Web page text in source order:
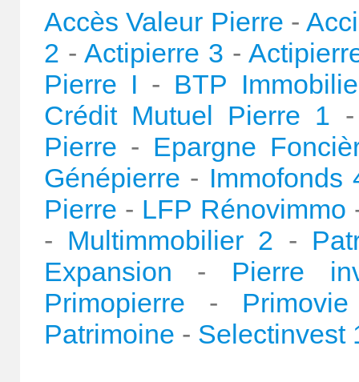
Accès Valeur Pierre -
2 - Actipierre 3 -
Pierre I - BTP
Crédit Mutuel Pierre 1
Pierre - Epargne
Génépierre - Immofonds
Pierre - LFP Rénovimmo
- Multimmobilier 2 -
Expansion - Pierre
Primopierre - Primovie
Patrimoine - Selectinvest